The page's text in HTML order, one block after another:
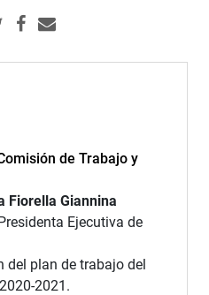
de Trabajo y
Fiorella Giannina
Ejecutiva de
del plan de trabajo del
2021.